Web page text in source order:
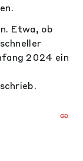
Etwa, ob
2024 ein